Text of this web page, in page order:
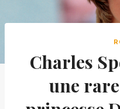
Charles
une